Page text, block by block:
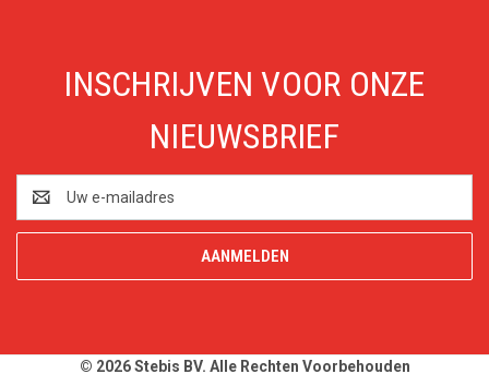
INSCHRIJVEN VOOR ONZE
NIEUWSBRIEF
mailadres
© 2026 Stebis BV. Alle Rechten Voorbehouden